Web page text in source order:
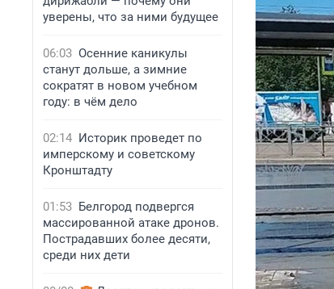
уверены, что за ними будущее
06:03 Осенние каникулы
станут дольше, а зимние
сократят в новом учебном
году: в чём дело
02:14 Историк проведет по
имперскому и советскому
Кронштадту
01:53 Белгород подвергся
массированной атаке дронов.
Пострадавших более десяти,
среди них дети